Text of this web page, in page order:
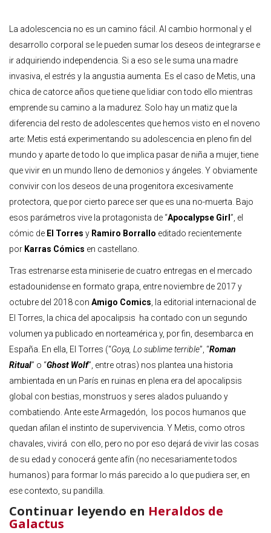
La adolescencia no es un camino fácil. Al cambio hormonal y el
desarrollo corporal se le pueden sumar los deseos de integrarse e
ir adquiriendo independencia. Si a eso se le suma una madre
invasiva, el estrés y la angustia aumenta. Es el caso de Metis, una
chica de catorce años que tiene que lidiar con todo ello mientras
emprende su camino a la madurez. Solo hay un matiz que la
diferencia del resto de adolescentes que hemos visto en el noveno
arte: Metis está experimentando su adolescencia en pleno fin del
mundo y aparte de todo lo que implica pasar de niña a mujer, tiene
que vivir en un mundo lleno de demonios y ángeles. Y obviamente
convivir con los deseos de una progenitora excesivamente
protectora, que por cierto parece ser que es una no-muerta. Bajo
esos parámetros vive la protagonista de “Apocalypse Girl ”, el
cómic de El Torres y Ramiro Borrallo editado recientemente
por Karras Cómics en castellano.
Tras estrenarse esta miniserie de cuatro entregas en el mercado
estadounidense en formato grapa, entre noviembre de 2017 y
octubre del 2018 con Amigo Comics, la editorial internacional de
El Torres, la chica del apocalipsis ha contado con un segundo
volumen ya publicado en norteamérica y, por fin, desembarca en
España. En ella, El Torres (“Goya, Lo sublime terrible”, “Roman
Ritual” o “Ghost Wolf”, entre otras) nos plantea una historia
ambientada en un París en ruinas en plena era del apocalipsis
global con bestias, monstruos y seres alados puluando y
combatiendo. Ante este Armagedón, los pocos humanos que
quedan afilan el instinto de supervivencia. Y Metis, como otros
chavales, vivirá con ello, pero no por eso dejará de vivir las cosas
de su edad y conocerá gente afín (no necesariamente todos
humanos) para formar lo más parecido a lo que pudiera ser, en
ese contexto, su pandilla.
Continuar leyendo en Heraldos de
Galactus